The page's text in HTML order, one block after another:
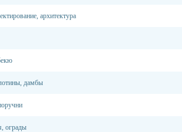
архитектура
дамбы
ограды